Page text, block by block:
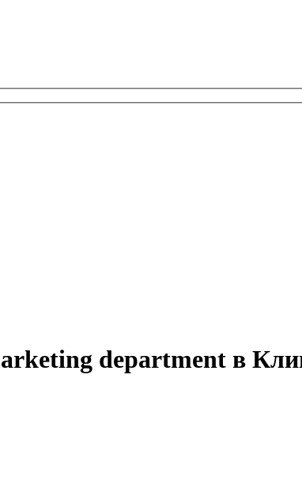
department в